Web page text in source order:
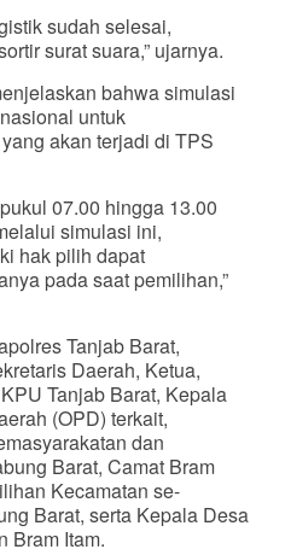
sudah selesai,
surat suara,” ujarnya.
bahwa simulasi
untuk
akan terjadi di TPS
07.00 hingga 13.00
simulasi ini,
hak pilih dapat
pada saat pemilihan,”
Tanjab Barat,
Daerah, Ketua,
Tanjab Barat, Kepala
(OPD) terkait,
dan
Barat, Camat Bram
Kecamatan se-
Barat, serta Kepala Desa
Bram Itam.